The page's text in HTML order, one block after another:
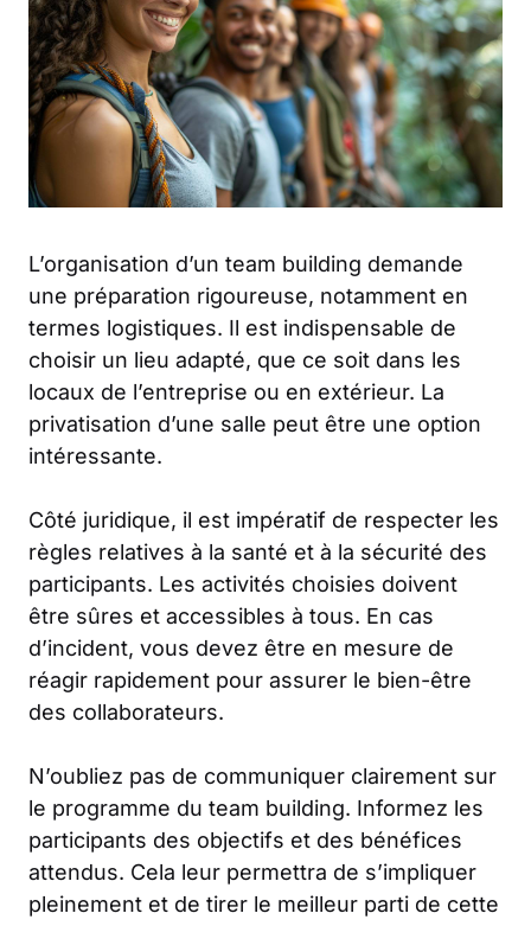
L’organisation d’un team building demande
une préparation rigoureuse, notamment en
termes logistiques. Il est indispensable de
choisir un lieu adapté, que ce soit dans les
locaux de l’entreprise ou en extérieur. La
privatisation d’une salle peut être une option
intéressante.
Côté juridique, il est impératif de respecter les
règles relatives à la santé et à la sécurité des
participants. Les activités choisies doivent
être sûres et accessibles à tous. En cas
d’incident, vous devez être en mesure de
réagir rapidement pour assurer le bien-être
des collaborateurs.
N’oubliez pas de communiquer clairement sur
le programme du team building. Informez les
participants des objectifs et des bénéfices
attendus. Cela leur permettra de s’impliquer
pleinement et de tirer le meilleur parti de cette